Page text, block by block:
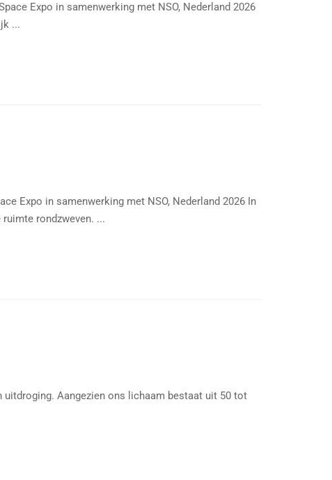
Expo in samenwerking met NSO, Nederland 2026
...
Expo in samenwerking met NSO, Nederland 2026 In
rondzweven. ...
uitdroging. Aangezien ons lichaam bestaat uit 50 tot